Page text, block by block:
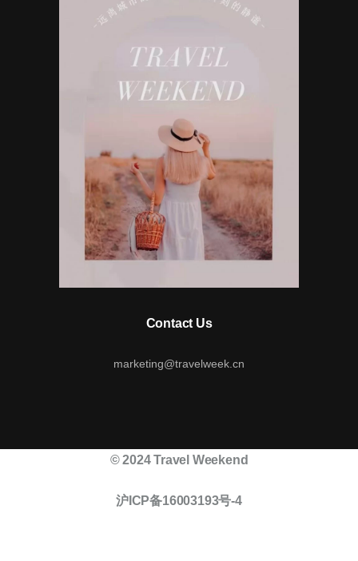
Contact Us
marketing@travelweek.cn
© 2024 Travel Weekend
沪ICP备16003193号-4